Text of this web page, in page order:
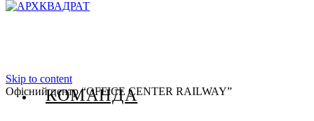
Skip to content
КОМАНДА
Офісний центр “OFFICE CENTER RAILWAY”